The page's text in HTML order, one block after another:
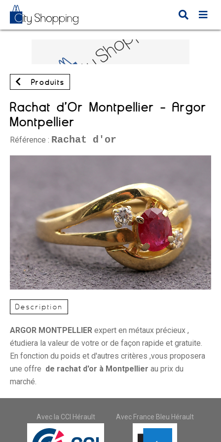
Produits
Rachat d’Or Montpellier - Argor
Montpellier
Référence : Rachat d'or
Description
ARGOR MONTPELLIER expert en métaux précieux ,
étudiera la valeur de votre or de façon rapide et gratuite.
En fonction du poids et d'autres critères ,vous proposera
une offre de rachat d'or à Montpellier au prix du
marché.
Avec la CCI Hérault Avec France Bleu Hérault